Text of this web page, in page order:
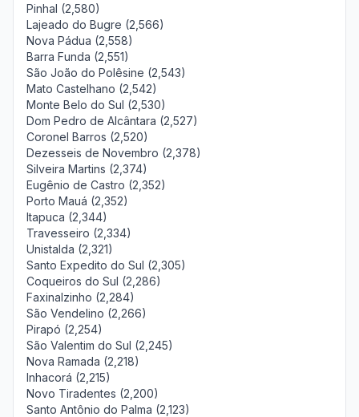
Pinhal (2,580)
Lajeado do Bugre (2,566)
Nova Pádua (2,558)
Barra Funda (2,551)
São João do Polêsine (2,543)
Mato Castelhano (2,542)
Monte Belo do Sul (2,530)
Dom Pedro de Alcântara (2,527)
Coronel Barros (2,520)
Dezesseis de Novembro (2,378)
Silveira Martins (2,374)
Eugênio de Castro (2,352)
Porto Mauá (2,352)
Itapuca (2,344)
Travesseiro (2,334)
Unistalda (2,321)
Santo Expedito do Sul (2,305)
Coqueiros do Sul (2,286)
Faxinalzinho (2,284)
São Vendelino (2,266)
Pirapó (2,254)
São Valentim do Sul (2,245)
Nova Ramada (2,218)
Inhacorá (2,215)
Novo Tiradentes (2,200)
Santo Antônio do Palma (2,123)